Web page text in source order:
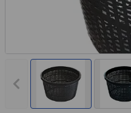
Vorheriges Bild anzeigen